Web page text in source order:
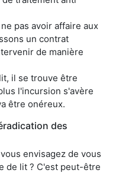
pas avoir affaire aux
un contrat
de manière
il se trouve être
l'incursion s'avère
être onéreux.
des
envisagez de vous
de lit ? C'est peut-être